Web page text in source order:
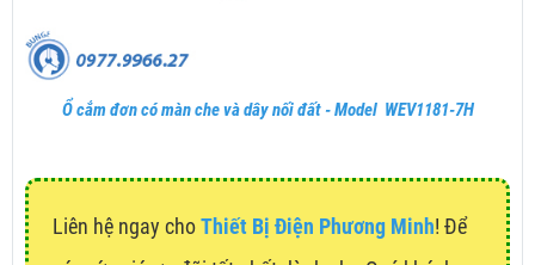
Ổ cắm đơn có màn che và dây nối đất - Model WEV1181-7H
Liên hệ ngay choThiết Bị Điện Phương Minh! Để